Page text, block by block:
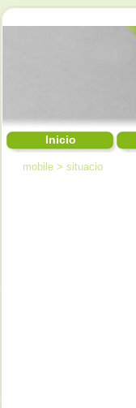
Inicio
mobile > situacio